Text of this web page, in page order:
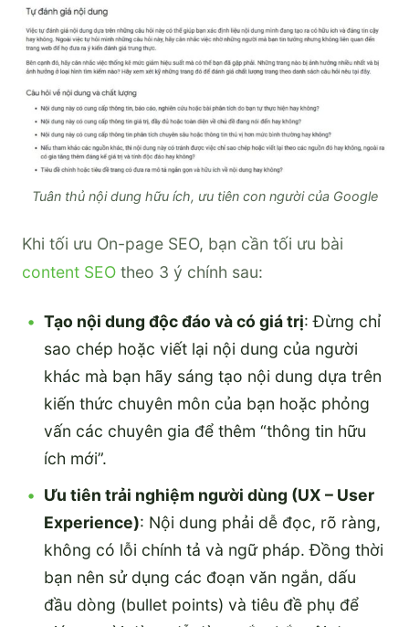
Tuân thủ nội dung hữu ích, ưu tiên con người của Google
Khi tối ưu On-page SEO, bạn cần tối ưu bài
content SEO theo 3 ý chính sau:
Tạo nội dung độc đáo và có giá trị: Đừng chỉ
sao chép hoặc viết lại nội dung của người
khác mà bạn hãy sáng tạo nội dung dựa trên
kiến thức chuyên môn của bạn hoặc phỏng
vấn các chuyên gia để thêm “thông tin hữu
ích mới”.
Ưu tiên trải nghiệm người dùng (UX – User
Experience): Nội dung phải dễ đọc, rõ ràng,
không có lỗi chính tả và ngữ pháp. Đồng thời
bạn nên sử dụng các đoạn văn ngắn, dấu
đầu dòng (bullet points) và tiêu đề phụ để